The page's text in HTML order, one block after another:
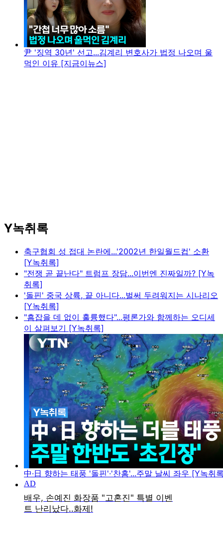
尹 '징역 30년' 선고...김계리 변호사가 법정 나오며 울
먹인 이유 [지금이뉴스]
Y녹취록
축구협회 성 접대 논란에...'2002년 한일월드컵' 소환
[Y녹취록]
"전쟁 곧 끝난다" 트럼프 장담...이번엔 진짜일까? [Y녹
취록]
'돌핀' 중국 상륙, 끝 아니다...벌써 두려워지는 시나리오
[Y녹취록]
"흠잡을 데 없이 훌륭했다"...평론가와 함께하는 오디세
이 살펴보기 [Y녹취록]
中·日 향하는 태풍 '돌핀'·'찬홈'...주말 날씨 좌우 [Y녹취